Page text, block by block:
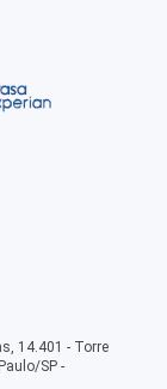
14.401 - Torre
SP -